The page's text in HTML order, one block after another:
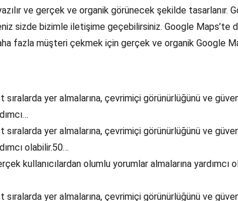
ve gerçek ve organik görünecek şekilde tasarlanır.
sizde bizimle iletişime geçebilirsiniz. Google Maps’te
fazla müşteri çekmek için gerçek ve organik Google
yer almalarına, çevrimiçi görünürlüğünü ve
yer almalarına, çevrimiçi görünürlüğünü ve
olabilir.50…
kullanıcılardan olumlu yorumlar almalarına yardımcı
yer almalarına, çevrimiçi görünürlüğünü ve